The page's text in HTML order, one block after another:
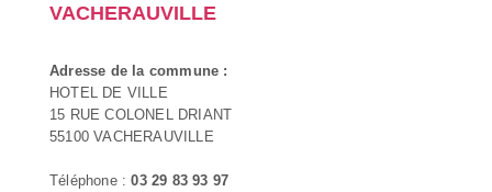
VACHERAUVILLE
Adresse de la commune :
HOTEL DE VILLE
15 RUE COLONEL DRIANT
55100 VACHERAUVILLE
Téléphone :03 29 83 93 97